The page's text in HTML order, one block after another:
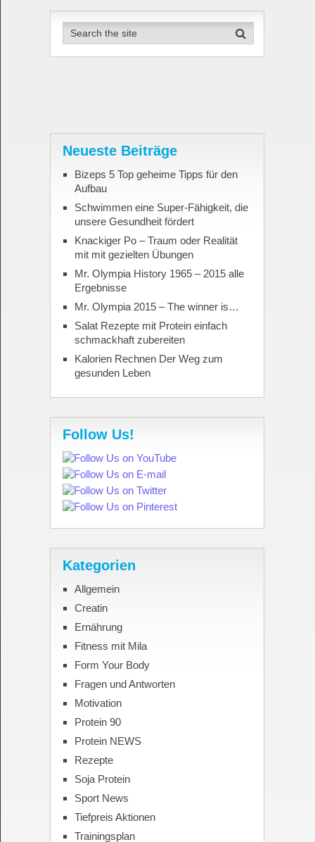
Neueste Beiträge
Bizeps 5 Top geheime Tipps für den
Aufbau
Schwimmen eine Super-Fähigkeit, die
unsere Gesundheit fördert
Knackiger Po – Traum oder Realität
mit mit gezielten Übungen
Mr. Olympia History 1965 – 2015 alle
Ergebnisse
Mr. Olympia 2015 – The winner is…
Salat Rezepte mit Protein einfach
schmackhaft zubereiten
Kalorien Rechnen Der Weg zum
gesunden Leben
Follow Us!
Kategorien
Allgemein
Creatin
Ernährung
Fitness mit Mila
Form Your Body
Fragen und Antworten
Motivation
Protein 90
Protein NEWS
Rezepte
Soja Protein
Sport News
Tiefpreis Aktionen
Trainingsplan